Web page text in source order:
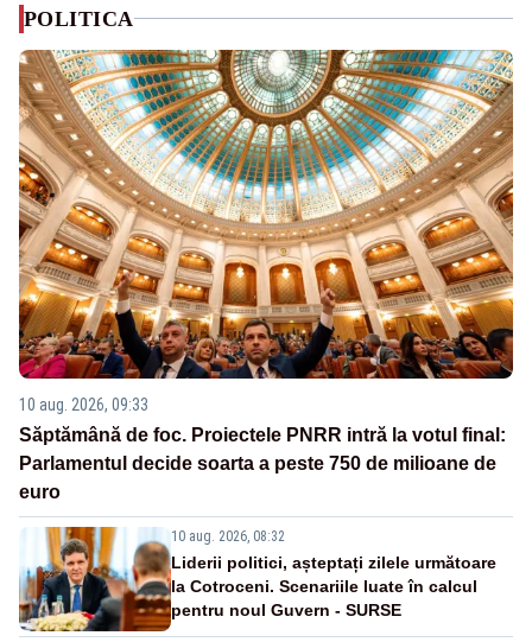
POLITICA
10 aug. 2026, 09:33
Săptămână de foc. Proiectele PNRR intră la votul final:
Parlamentul decide soarta a peste 750 de milioane de
euro
10 aug. 2026, 08:32
Liderii politici, așteptați zilele următoare
la Cotroceni. Scenariile luate în calcul
pentru noul Guvern - SURSE